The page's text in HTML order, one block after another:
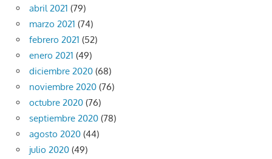
abril 2021 (79)
marzo 2021 (74)
febrero 2021 (52)
enero 2021 (49)
diciembre 2020 (68)
noviembre 2020 (76)
octubre 2020 (76)
septiembre 2020 (78)
agosto 2020 (44)
julio 2020 (49)